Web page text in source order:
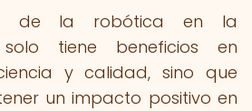
de la robótica en la
tiene beneficios en
y calidad, sino que
un impacto positivo en